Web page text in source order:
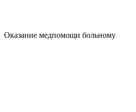
Оказание медпомощи больному